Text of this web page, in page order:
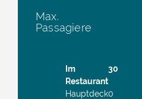
Max.
Passagiere
Im
Restaurant
30
Hauptdeck0